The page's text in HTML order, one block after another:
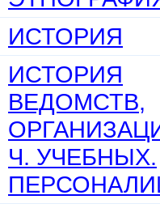
ИСТОРИЯ
ИСТОРИЯ
ВЕДОМСТВ,
Ч. УЧЕБНЫХ.